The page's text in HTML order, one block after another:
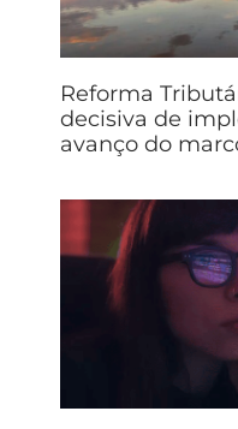
Reforma
decisiva de
avanço do